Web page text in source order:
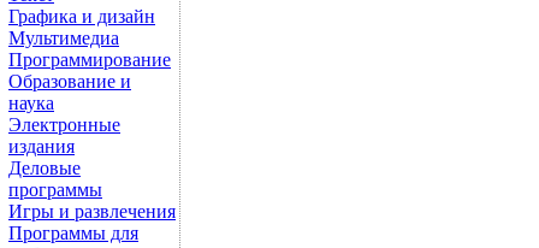
Графика и дизайн
Мультимедиа
Программирование
Образование и
наука
Электронные
издания
Деловые
программы
Игры и развлечения
Программы для